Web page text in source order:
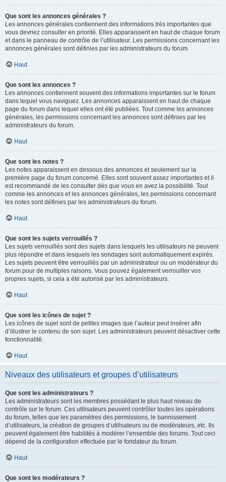
Que sont les annonces générales ?
Les annonces générales contiennent des informations très importantes que
vous devriez consulter en priorité. Elles apparaissent en haut de chaque forum
et dans le panneau de contrôle de l’utilisateur. Les permissions concernant les
annonces générales sont définies par les administrateurs du forum.
Haut
Que sont les annonces ?
Les annonces contiennent souvent des informations importantes sur le forum
dans lequel vous naviguez. Les annonces apparaissent en haut de chaque
page du forum dans lequel elles ont été publiées. Tout comme les annonces
générales, les permissions concernant les annonces sont définies par les
administrateurs du forum.
Haut
Que sont les notes ?
Les notes apparaissent en dessous des annonces et seulement sur la
première page du forum concerné. Elles sont souvent assez importantes et il
est recommandé de les consulter dès que vous en avez la possibilité. Tout
comme les annonces et les annonces générales, les permissions concernant
les notes sont définies par les administrateurs du forum.
Haut
Que sont les sujets verrouillés ?
Les sujets verrouillés sont des sujets dans lesquels les utilisateurs ne peuvent
plus répondre et dans lesquels les sondages sont automatiquement expirés.
Les sujets peuvent être verrouillés par un administrateur ou un modérateur du
forum pour de multiples raisons. Vous pouvez également verrouiller vos
propres sujets, si cela a été autorisé par les administrateurs.
Haut
Que sont les icônes de sujet ?
Les icônes de sujet sont de petites images que l’auteur peut insérer afin
d’illustrer le contenu de son sujet. Les administrateurs peuvent désactiver cette
fonctionnalité.
Haut
Niveaux des utilisateurs et groupes d’utilisateurs
Que sont les administrateurs ?
Les administrateurs sont les membres possédant le plus haut niveau de
contrôle sur le forum. Ces utilisateurs peuvent contrôler toutes les opérations
du forum, telles que les paramètres des permissions, le bannissement
d’utilisateurs, la création de groupes d’utilisateurs ou de modérateurs, etc. Ils
peuvent également être habilités à modérer l’ensemble des forums. Tout ceci
dépend de la configuration effectuée par le fondateur du forum.
Haut
Que sont les modérateurs ?